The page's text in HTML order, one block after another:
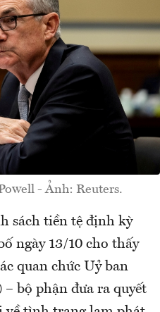
- Ảnh: Reuters.
sách tiền tệ định kỳ
ngày 13/10 cho thấy
quan chức Uỷ ban
bộ phận đưa ra quyết